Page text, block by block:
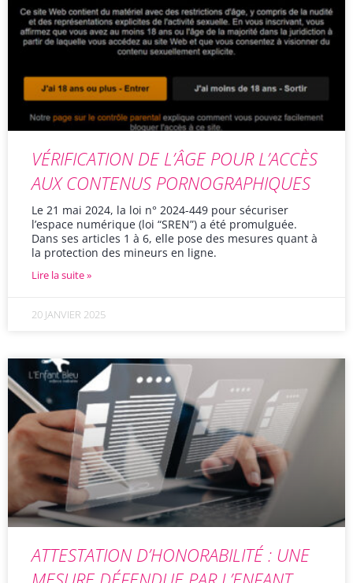
VÉRIFICATION DE L’ÂGE POUR L’ACCÈS
AUX CONTENUS PORNOGRAPHIQUES
Le 21 mai 2024, la loi n° 2024-449 pour sécuriser
l’espace numérique (loi “SREN”) a été promulguée.
Dans ses articles 1 à 6, elle pose des mesures quant à
la protection des mineurs en ligne.
Lire la suite »
20 JANVIER 2025
ATTESTATION D’HONORABILITÉ : UNE